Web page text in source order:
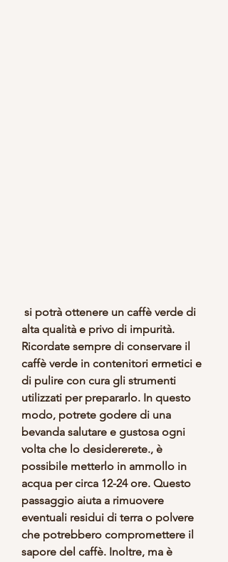
alta qualità e privo di impurità.
Ricordate sempre di conservare il
caffè verde in contenitori ermetici e
di pulire con cura gli strumenti
utilizzati per prepararlo. In questo
modo, potrete godere di una
bevanda salutare e gustosa ogni
volta che lo desidererete., è
possibile metterlo in ammollo in
acqua per circa 12-24 ore. Questo
passaggio aiuta a rimuovere
eventuali residui di terra o polvere
che potrebbero compromettere il
sapore del caffè. Inoltre, ma è